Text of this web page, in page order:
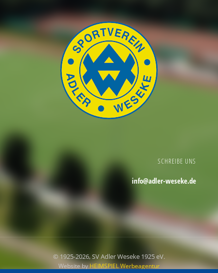
SCHREIBE UNS
info@adler-weseke.de
© 1925-2026, SV Adler Weseke 1925 eV.
Website byHEIMSPIEL Werbeagentur